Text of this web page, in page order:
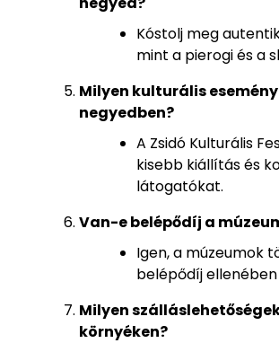
Kóstolj meg
mint a pierogi és a
Milyen kulturális
negyedben?
A Zsidó Kulturális
kisebb kiállítás és
látogatókat.
Van-e belépődíj a
Igen, a múzeumok
belépődíj
Milyen
környéken?